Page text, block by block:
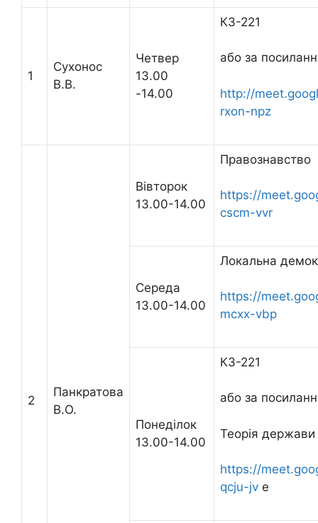
1
Сухонос
В.В.
Четвер
13.00
-14.00
К3-221
або за
http://
rxon-npz
2
Панкратова
В.О.
Вівторок
13.00-14.00
Правознавство
https://
cscm-vvr
Середа
13.00-14.00
Локальна
https://
mcxx-vbp
Понеділок
13.00-14.00
К3-221
або за
Теорія
https://
qcju-jv e